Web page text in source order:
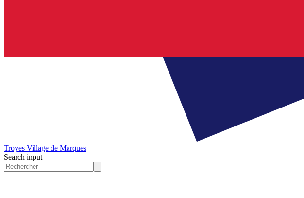
Troyes Village de Marques
Search input